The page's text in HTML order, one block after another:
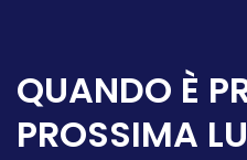
QUANDO È
PROSSIMA